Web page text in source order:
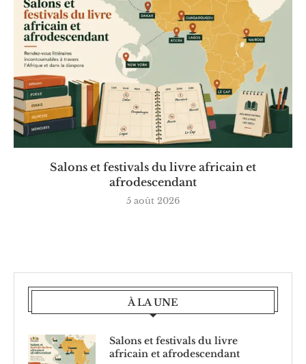
Salons et festivals du livre africain et
afrodescendant
5 août 2026
À LA UNE
Salons et festivals du livre
africain et afrodescendant